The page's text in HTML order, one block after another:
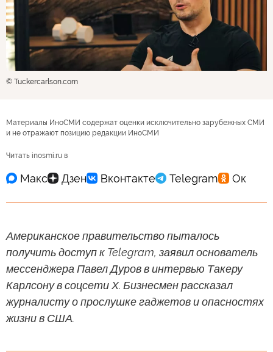
© Tuckercarlson.com
Материалы ИноСМИ содержат оценки исключительно зарубежных СМИ
и не отражают позицию редакции ИноСМИ
Читать inosmi.ru в
Американское правительство пыталось
получить доступ к Telegram, заявил основатель
мессенджера Павел Дуров в интервью Такеру
Карлсону в соцсети Х. Бизнесмен рассказал
журналисту о прослушке гаджетов и опасностях
жизни в США.